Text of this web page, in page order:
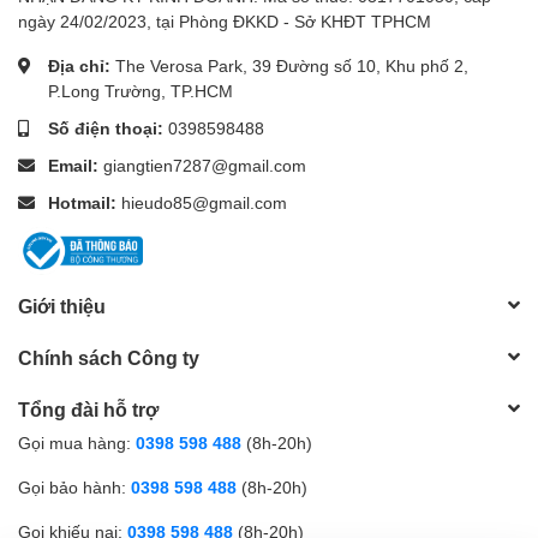
LUTRON PH-202
Lý tưởng để sử dụng trong bể cá, chế biến thực phẩm,
ngành công nghiệp đồ uống, trại cá giống, phòng thí
nghiệm, ngành công nghiệp giấy, ngành công nghiệp mạ,
nhiếp ảnh, kiểm soát chất lượng, trường học, cao đẳng, hồ
bơi và xử lý nước.
xác, đáng tin cậy và thiết kế mạnh mẽ đáp ứng nhu cầu đa
dạng của nhiều ngành công nghiệp khác nhau một cách
chính xác và dễ dàng.
đo độ PH nướcLutronchính thức tại TP. Hồ Chí Minh.
Sản phẩm đảm bảo chất lượng, chính hãng và giá tốt.
ngày 24/02/2023, tại Phòng ĐKKD - Sở KHĐT TPHCM
Địa chỉ: The Verosa Park, 39 Đường số 10, Khu phố 2,
P.Long Trường, TP.HCM
Số điện thoại: 0398598488
Email: giangtien7287@gmail.com
Hotmail: hieudo85@gmail.com
Giới thiệu
Chính sách Công ty
Tổng đài hỗ trợ
Gọi mua hàng: 0398 598 488 (8h-20h)
Gọi bảo hành: 0398 598 488 (8h-20h)
Gọi khiếu nại: 0398 598 488 (8h-20h)